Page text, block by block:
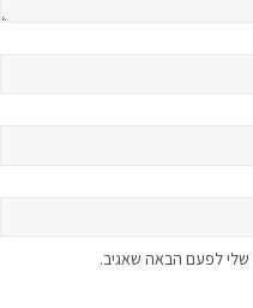
לפעם הבאה שאגיב.